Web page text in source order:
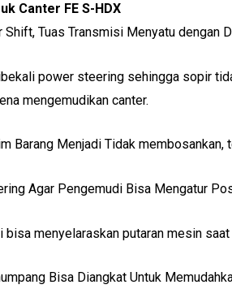
Canter FE S-HDX
Shift, Tuas Transmisi Menyatu dengan
power steering sehingga sopir
mengemudikan canter.
Barang Menjadi Tidak
Agar Pengemudi Bisa Mengatur
bisa menyelaraskan putaran mesin
Bisa Diangkat Untuk